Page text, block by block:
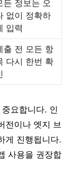
든 정보는 오
없이 정확하
입력
출 전 모든 항
다시 한번 확
요합니다. 인
전이나 엣지 브
게 진행됩니다.
사용을 권장합